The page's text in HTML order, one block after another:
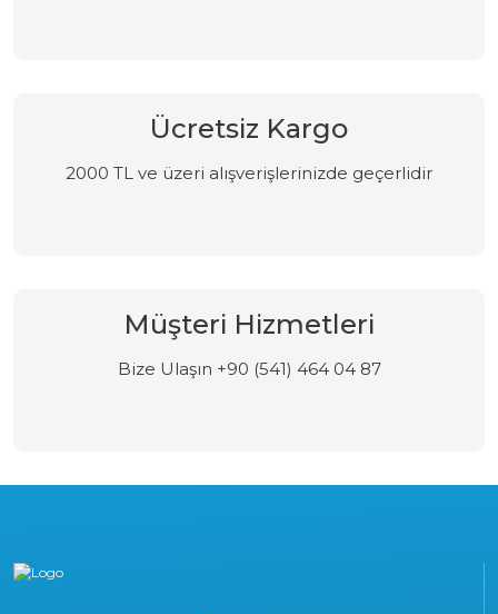
Ücretsiz Kargo
2000 TL ve üzeri alışverişlerinizde geçerlidir
Müşteri Hizmetleri
Bize Ulaşın +90 (541) 464 04 87